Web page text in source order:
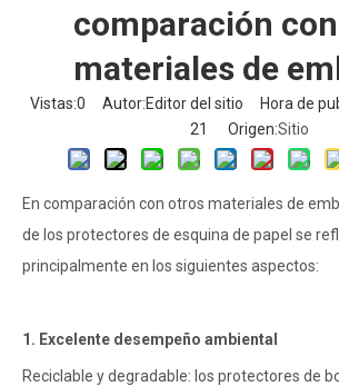
comparación
materiales de
Vistas:0 Autor:Editor del sitio Hora de
21 Origen:Sitio
En comparación con otros materiales de
de los protectores de esquina de papel se
principalmente en los siguientes aspectos:
1. Excelente desempeño ambiental
Reciclable y degradable: los protectores de